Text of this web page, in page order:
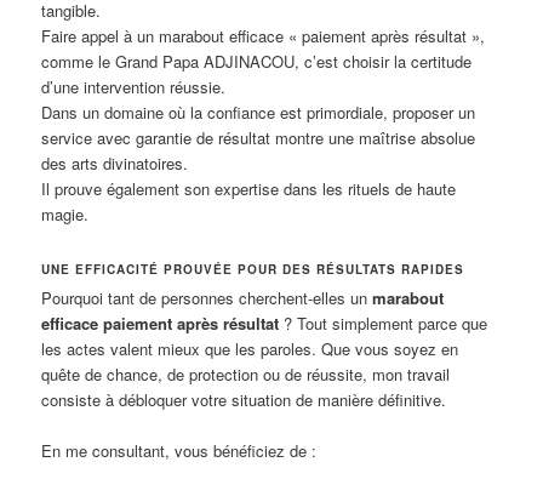
tangible.
Faire appel à un marabout efficace « paiement après résultat »,
comme le Grand Papa ADJINACOU, c’est choisir la certitude
d’une intervention réussie.
Dans un domaine où la confiance est primordiale, proposer un
service avec garantie de résultat montre une maîtrise absolue
des arts divinatoires.
Il prouve également son expertise dans les rituels de haute
magie.
UNE EFFICACITÉ PROUVÉE POUR DES RÉSULTATS RAPIDES
Pourquoi tant de personnes cherchent-elles unmarabout
efficace paiement après résultat ? Tout simplement parce que
les actes valent mieux que les paroles. Que vous soyez en
quête de chance, de protection ou de réussite, mon travail
consiste à débloquer votre situation de manière définitive.
En me consultant, vous bénéficiez de :